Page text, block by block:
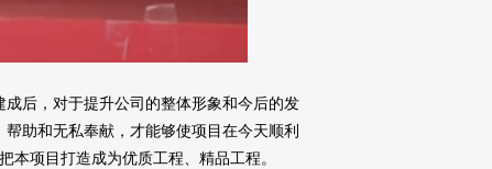
后，对于提升公司的整体形象和今后的发
助和无私奉献，才能够使项目在今天顺利
项目打造成为优质工程、精品工程。